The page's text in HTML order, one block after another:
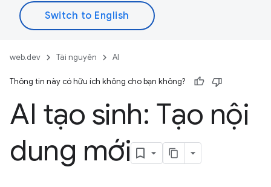
web.dev Tài nguyên AI
Thông tin này có hữu ích không cho bạn không?
AI tạo sinh: Tạo nội
dung mới